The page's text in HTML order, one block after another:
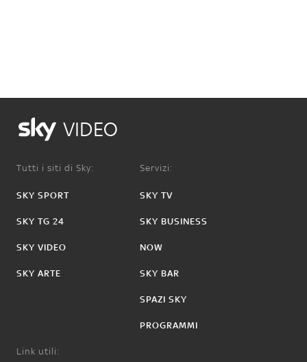
VIDEO
Tutti i siti di Sky:
SKY SPORT
SKY TG 24
SKY VIDEO
SKY ARTE
Servizi:
SKY TV
SKY BUSINESS
NOW
SKY BAR
SPAZI SKY
PROGRAMMI
Link utili: